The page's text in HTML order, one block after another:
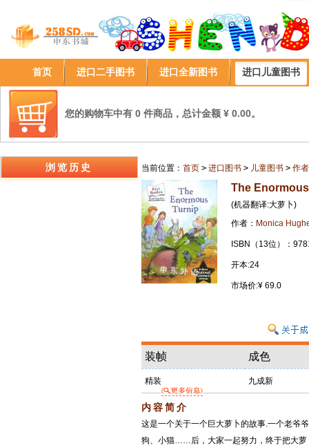
首页 进口二手图书 进口全新图书 进口儿童图书
您的购物车中有 0 件商品，总计金额 ¥ 0.00。
浏览历史 当前位置： 首页 > 进口图书 > 儿童图书 > 作
The
(机器翻译:大萝卜)
作者： Monica
ISBN（13位）：
开本:24
市场价:¥ 69.0
装帧 成色
精装 九成新
内容简介
这是一个关于一个巨大萝卜的故事.一个老爷
狗、小猫……后，大家一起努力，终于把大萝